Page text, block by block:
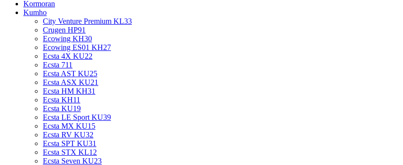
Kormoran
Kumho
City Venture Premium KL33
Crugen HP91
Ecowing KH30
Ecowing ES01 KH27
Ecsta 4X KU22
Ecsta 711
Ecsta AST KU25
Ecsta ASX KU21
Ecsta HM KH31
Ecsta KH11
Ecsta KU19
Ecsta LE Sport KU39
Ecsta MX KU15
Ecsta RV KU32
Ecsta SPT KU31
Ecsta STX KL12
Ecsta Seven KU23